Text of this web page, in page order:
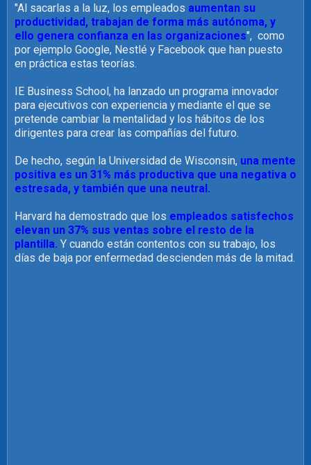
"Al sacarlas a la luz, los empleados aumentan su
productividad, trabajan de forma más autónoma, y
ello genera confianza en las organizaciones", como
por ejemplo Google, Nestlé y Facebook que han puesto
en práctica estas teorías.
IE Business School, ha lanzado un programa innovador
para ejecutivos con experiencia y mediante el que se
pretende cambiar la mentalidad y los hábitos de los
dirigentes para crear las compañías del futuro.
De hecho, según la Universidad de Wisconsin, una mente
positiva es un 31% más productiva que una negativa o
estresada, y también que una neutral.
Harvard ha demostrado que los empleados satisfechos
elevan un 37% sus ventas sobre el resto de la
plantilla. Y cuando están contentos con su trabajo, los
días de baja por enfermedad descienden más de la mitad.